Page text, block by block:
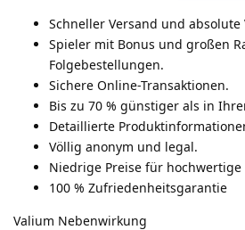
Schneller Versand und
Spieler mit Bonus und großen
Folgebestellungen.
Sichere Online-Transaktionen.
Bis zu 70 % günstiger als in
Detaillierte
Völlig anonym und legal.
Niedrige Preise für hochwertige
100 % Zufriedenheitsgarantie
Valium Nebenwirkung